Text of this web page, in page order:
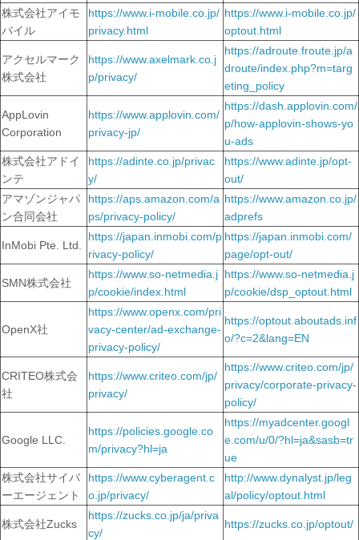
株式会社アイモ
バイル
https://www.i-mobile.co.jp/
privacy.html
https://www.i-mobile.co.jp/
optout.html
アクセルマーク
株式会社
https://www.axelmark.co.j
p/privacy/
https://adroute.froute.jp/a
droute/index.php?m=targ
eting_policy
AppLovin
Corporation
https://www.applovin.com/
privacy-jp/
https://dash.applovin.com/
p/how-applovin-shows-yo
u-ads
株式会社アドイ
ンテ
https://adinte.co.jp/privac
y/
https://www.adinte.jp/opt-
out/
アマゾンジャパ
ン合同会社
https://aps.amazon.com/a
ps/privacy-policy/
https://www.amazon.co.jp/
adprefs
InMobi Pte. Ltd.
https://japan.inmobi.com/p
rivacy-policy/
https://japan.inmobi.com/
page/opt-out/
SMN株式会社
https://www.so-netmedia.j
p/cookie/index.html
https://www.so-netmedia.j
p/cookie/dsp_optout.html
OpenX社
https://www.openx.com/pri
vacy-center/ad-exchange-
privacy-policy/
https://optout.aboutads.inf
o/?c=2&lang=EN
CRITEO株式会
社
https://www.criteo.com/jp/
privacy/
https://www.criteo.com/jp/
privacy/corporate-privacy-
policy/
Google LLC.
https://policies.google.co
m/privacy?hl=ja
https://myadcenter.googl
e.com/u/0/?hl=ja&sasb=tr
ue
株式会社サイバ
ーエージェント
https://www.cyberagent.c
o.jp/privacy/
http://www.dynalyst.jp/leg
al/policy/optout.html
株式会社Zucks
https://zucks.co.jp/ja/priva
cy/
https://zucks.co.jp/optout/